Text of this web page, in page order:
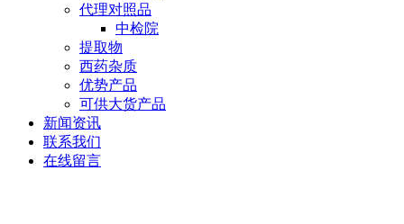
代理对照品
中检院
提取物
西药杂质
优势产品
可供大货产品
新闻资讯
联系我们
在线留言